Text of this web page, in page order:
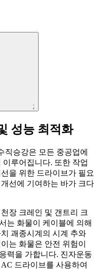
;
성능 최적화
직승강은 모든 중공업에
루어집니다. 또한 작업
을 위한 드라이브가 필요
선에 기여하는 바가 크다
장 크레인 및 갠트리 크
는 화물이 케이블에 의해
괘종시계의 시계 추와
는 화물은 안전 위험이
력을 가합니다. 진자운동
드라이브를 사용하여